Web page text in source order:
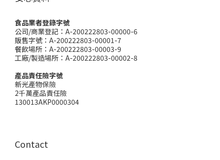
食品業者登錄字號
公司/商業登記：A-200222803-00000-6
販售字號：A-200222803-00001-7
餐飲場所：A-200222803-00003-9
工廠/製造場所：A-200222803-00002-8
產品責任險字號
新光產物保險
2千萬產品責任險
130013AKP0000304
Contact